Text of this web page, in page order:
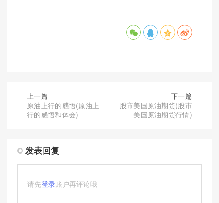
上一篇
原油上行的感悟(原油上
行的感悟和体会)
下一篇
股市美国原油期货(股市
美国原油期货行情)
发表回复
请先登录账户再评论哦